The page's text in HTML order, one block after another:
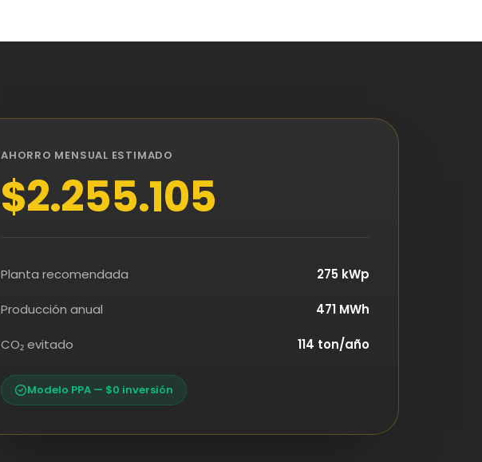
AHORRO MENSUAL ESTIMADO
$2.255.105
Planta recomendada 275 kWp
Producción anual 471 MWh
CO₂ evitado 114 ton/año
Modelo PPA — $0 inversión